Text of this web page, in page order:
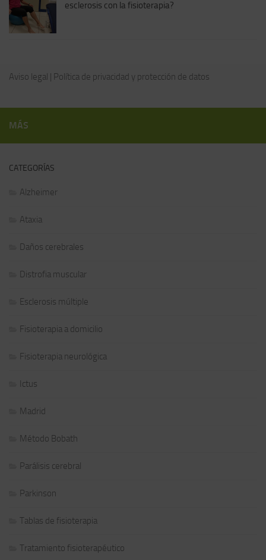
esclerosis con la fisioterapia?
Aviso legal | Política de privacidad y protección de datos
MÁS
CATEGORÍAS
Alzheimer
Ataxia
Daños cerebrales
Distrofia muscular
Esclerosis múltiple
Fisioterapia a domicilio
Fisioterapia neurológica
Ictus
Madrid
Método Bobath
Parálisis cerebral
Parkinson
Tablas de fisioterapia
Tratamiento fisioterapéutico